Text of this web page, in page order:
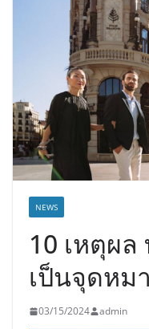
NEWS
10 เหตุผ
เป็นจุดหม
03/15/2024 admin